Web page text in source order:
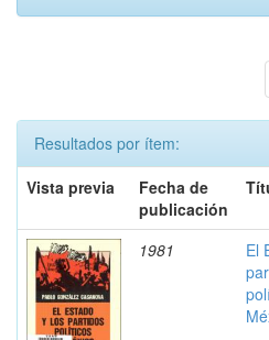
Resultados por ítem:
Vista previa
Fecha de
publicación
1981
El